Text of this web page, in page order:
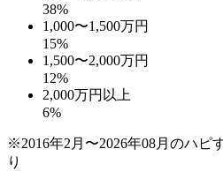
38%
1,000〜1,500万円
15%
1,500〜2,000万円
12%
2,000万円以上
6%
※2016年2月〜2026年08月のハピ
り